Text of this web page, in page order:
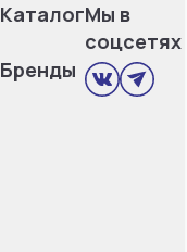
Каталог
Бренды
Мы в
соцсетях